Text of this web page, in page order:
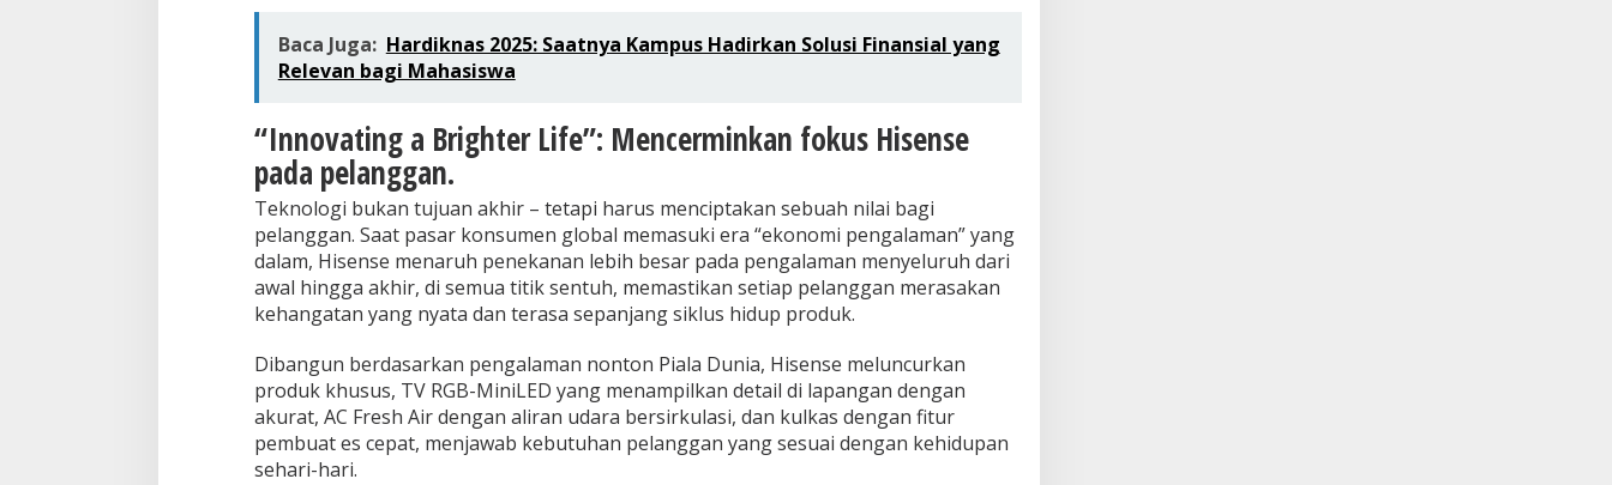
Baca Juga: Hardiknas 2025: Saatnya Kampus Hadirkan Solusi Finansial yang
Relevan bagi Mahasiswa
“Innovating a Brighter Life”: Mencerminkan fokus Hisense
pada pelanggan.
Teknologi bukan tujuan akhir – tetapi harus menciptakan sebuah nilai bagi
pelanggan. Saat pasar konsumen global memasuki era “ekonomi pengalaman” yang
dalam, Hisense menaruh penekanan lebih besar pada pengalaman menyeluruh dari
awal hingga akhir, di semua titik sentuh, memastikan setiap pelanggan merasakan
kehangatan yang nyata dan terasa sepanjang siklus hidup produk.
Dibangun berdasarkan pengalaman nonton Piala Dunia, Hisense meluncurkan
produk khusus, TV RGB-MiniLED yang menampilkan detail di lapangan dengan
akurat, AC Fresh Air dengan aliran udara bersirkulasi, dan kulkas dengan fitur
pembuat es cepat, menjawab kebutuhan pelanggan yang sesuai dengan kehidupan
sehari-hari.